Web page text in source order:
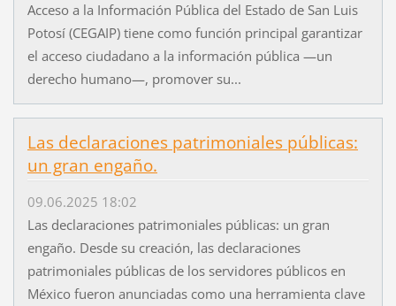
Acceso a la Información Pública del Estado de San Luis
Potosí (CEGAIP) tiene como función principal garantizar
el acceso ciudadano a la información pública —un
derecho humano—, promover su...
Las declaraciones patrimoniales públicas:
un gran engaño.
09.06.2025 18:02
Las declaraciones patrimoniales públicas: un gran
engaño. Desde su creación, las declaraciones
patrimoniales públicas de los servidores públicos en
México fueron anunciadas como una herramienta clave